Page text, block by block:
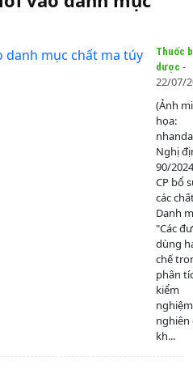
Thuốc
dược -
22/07/
(Ảnh
họa:
Nghị
90/
CP bổ
các
Danh
"Các
dùng
chế
phân
kiểm
nghiên
kh...